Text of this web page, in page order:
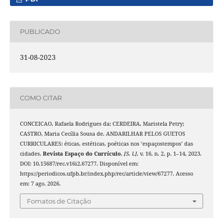
PUBLICADO
31-08-2023
COMO CITAR
CONCEICAO, Rafaela Rodrigues da; CERDEIRA, Maristela Petry;
CASTRO, Maria Cecília Sousa de. ANDARILHAR PELOS GUETOS
CURRICULARES: éticas, estéticas, poéticas nos ‘espaçostempos’ das
cidades. Revista Espaço do Currículo, [S. l.], v. 16, n. 2, p. 1–14, 2023.
DOI: 10.15687/rec.v16i2.67277. Disponível em:
https://periodicos.ufpb.br/index.php/rec/article/view/67277. Acesso
em: 7 ago. 2026.
Fomatos de Citação